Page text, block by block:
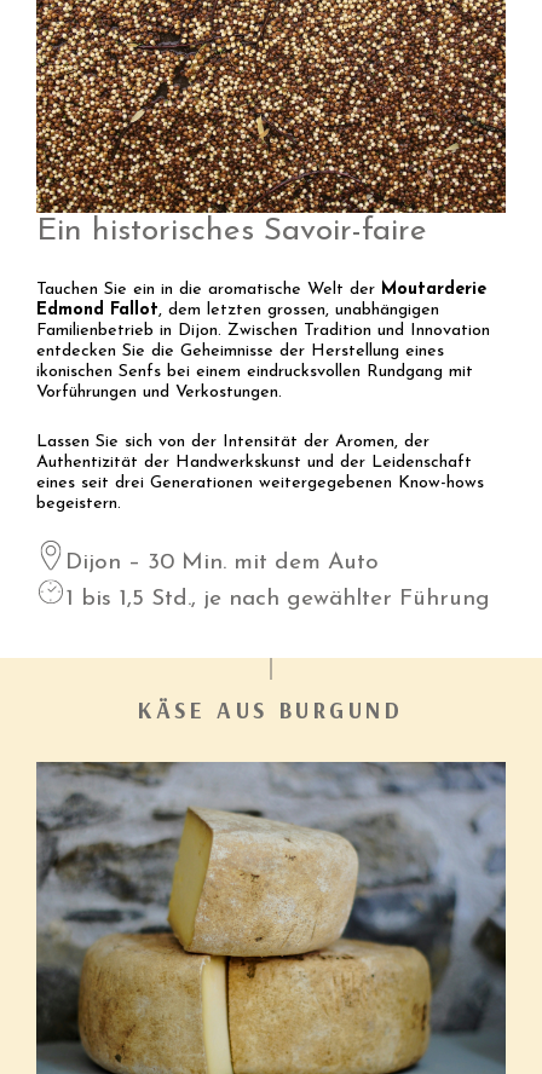
Ein historisches Savoir-faire
Tauchen Sie ein in die aromatische Welt der Moutarderie
Edmond Fallot, dem letzten grossen, unabhängigen
Familienbetrieb in Dijon. Zwischen Tradition und Innovation
entdecken Sie die Geheimnisse der Herstellung eines
ikonischen Senfs bei einem eindrucksvollen Rundgang mit
Vorführungen und Verkostungen.
Lassen Sie sich von der Intensität der Aromen, der
Authentizität der Handwerkskunst und der Leidenschaft
eines seit drei Generationen weitergegebenen Know-hows
begeistern.
Dijon – 30 Min. mit dem Auto
1 bis 1,5 Std., je nach gewählter Führung
KÄSE AUS BURGUND